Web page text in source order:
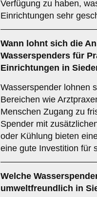
Verfügung zu haben,
Einrichtungen sehr
Wann lohnt sich die
Wasserspenders für
Einrichtungen in
Wasserspender lohnen
Bereichen wie
Menschen Zugang zu
Spender mit
oder Kühlung bieten
eine gute Investition für
Welche
umweltfreundlich in